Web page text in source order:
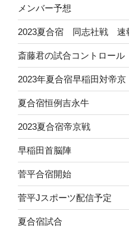
メンバー予想
2023夏合宿 同志社戦 速
斎藤君の試合コントロール
2023年夏合宿早稲田対帝
夏合宿恒例吉永牛
2023夏合宿帝京戦
早稲田首脳陣
菅平合宿開始
菅平Jスポーツ配信予定
夏合宿試合